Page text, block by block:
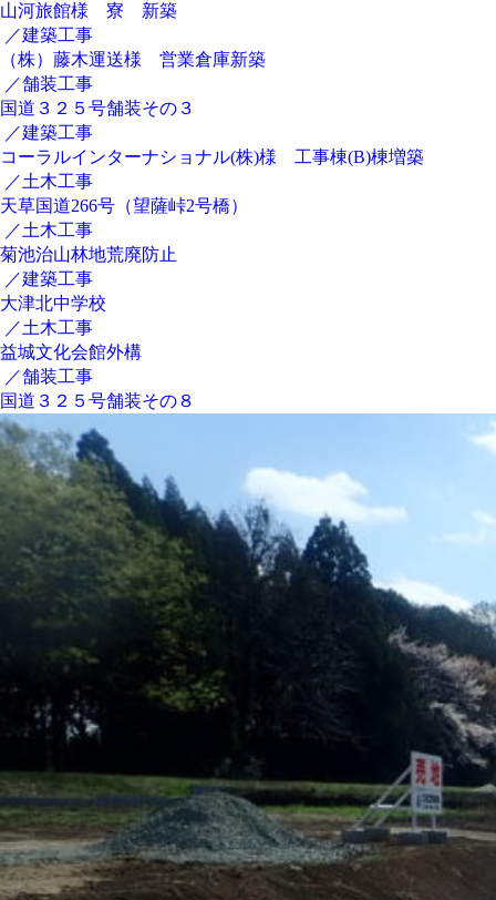
山河旅館様 寮 新築
／建築工事
（株）藤木運送様 営業倉庫新築
／舗装工事
国道３２５号舗装その３
／建築工事
コーラルインターナショナル(株)様 工事棟(B)棟増築
／土木工事
天草国道266号（望薩峠2号橋）
／土木工事
菊池治山林地荒廃防止
／建築工事
大津北中学校
／土木工事
益城文化会館外構
／舗装工事
国道３２５号舗装その８